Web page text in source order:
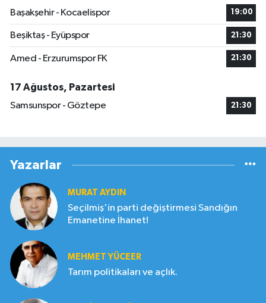
Başakşehir - Kocaelispor
19:00
Beşiktaş - Eyüpspor 21:30
Amed - Erzurumspor FK 21:30
17 Ağustos, Pazartesi
Samsunspor - Göztepe
21:30
Yazarlar
MURAT AYDIN
Seçilmiş'in parti değiştirmesi Sandığın
Emanetine İhanet!
MEHMET YÜCEER
Tarım politikaları ve açlık.